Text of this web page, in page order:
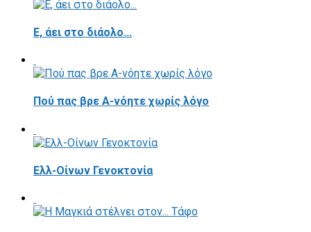
E, άει στο διάολο...
Πού πας βρε Α-νόητε χωρίς λόγο
Ελλ-Οίνων Γενοκτονία